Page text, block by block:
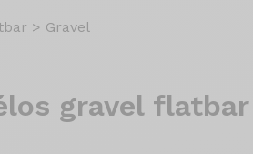
> Gravel
gravel flatbar